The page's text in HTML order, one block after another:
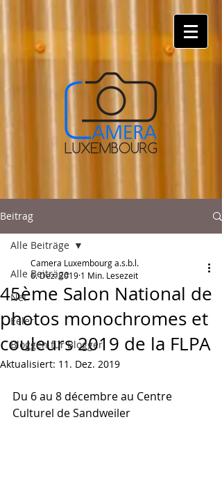
Beitrag
Alle Beiträge
Nei
Eeler
Bloggen für Blogger
Alle Beiträge
45ème Salon National de
photos monochromes et
couleurs 2019 de la FLPA
Camera Luxembourg a.s.b.l.
6. Dez. 2019 1 Min. Lesezeit
Aktualisiert: 11. Dez. 2019
Du 6 au 8 décembre au Centre
Culturel de Sandweiler